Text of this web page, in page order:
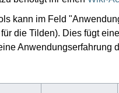
kann im Feld
die Tilden). Dies fügt
Anwendungserfahrung